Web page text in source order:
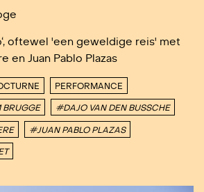
oftewel 'een geweldige reis' met
en Juan Pablo Plazas
PERFORMANCE
BRUGGE #DAJO VAN DEN BUSSCHE
#JUAN PABLO PLAZAS